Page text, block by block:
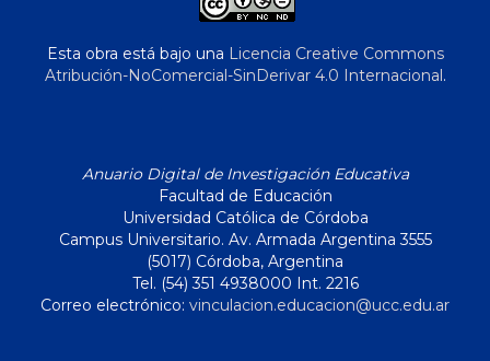
Esta obra está bajo una Licencia Creative Commons
Atribución-NoComercial-SinDerivar 4.0 Internacional.
Anuario Digital de Investigación Educativa
Facultad de Educación
Universidad Católica de Córdoba
Campus Universitario. Av. Armada Argentina 3555
(5017) Córdoba, Argentina
Tel. (54) 351 4938000 Int. 2216
Correo electrónico: vinculacion.educacion@ucc.edu.ar